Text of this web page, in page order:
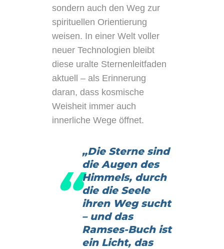
sondern auch den Weg zur
spirituellen Orientierung
weisen. In einer Welt voller
neuer Technologien bleibt
diese uralte Sternenleitfaden
aktuell – als Erinnerung
daran, dass kosmische
Weisheit immer auch
innerliche Wege öffnet.
„Die Sterne sind
die Augen des
Himmels, durch
die die Seele
ihren Weg sucht
– und das
Ramses-Buch ist
ein Licht, das